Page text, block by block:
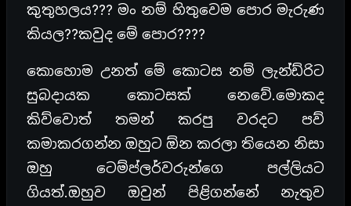
කුතුහලය??? මං නම් හිතුවෙම පොර මැරුණ
කියල??කවුද මේ පොර????
කොහොම උනත් මේ කොටස නම් ලැන්ඩ්රිට
සුබදායක කොටසක් නෙවේ.මොකද
කිව්වොත් තමන් කරපු වරදට පව්
කමාකරගන්න ඔහුට ඕන කරලා තියෙන නිසා
ඔහු ටෙම්ප්ලර්වරුන්ගෙ පල්ලියට
ගියත්.ඔහුව ඔවුන් පිළිගන්නේ නැතුව